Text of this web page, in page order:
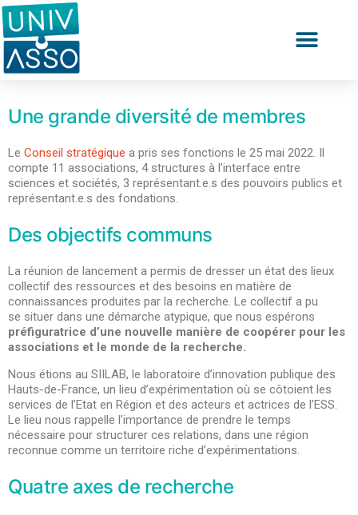
Une grande diversité de membres
Le Conseil stratégique a pris ses fonctions le 25 mai 2022. Il
compte 11 associations, 4 structures à l’interface entre
sciences et sociétés, 3 représentant.e.s des pouvoirs publics et
représentant.e.s des fondations.
Des objectifs communs
La réunion de lancement a permis de dresser un état des lieux
collectif des ressources et des besoins en matière de
connaissances produites par la recherche. Le collectif a pu
se situer dans une démarche atypique, que nous espérons
préfiguratrice d’une nouvelle manière de coopérer pour les
associations et le monde de la recherche.
Nous étions au SIILAB, le laboratoire d’innovation publique des
Hauts-de-France, un lieu d’expérimentation où se côtoient les
services de l’Etat en Région et des acteurs et actrices de l’ESS.
Le lieu nous rappelle l’importance de prendre le temps
nécessaire pour structurer ces relations, dans une région
reconnue comme un territoire riche d’expérimentations.
Quatre axes de recherche